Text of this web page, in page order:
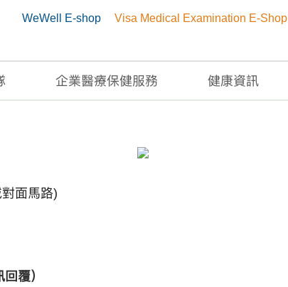
WeWell E-shop Visa Medical Examination E-Shop
企業醫療保健服務 健康資訊
面馬路)
覆）